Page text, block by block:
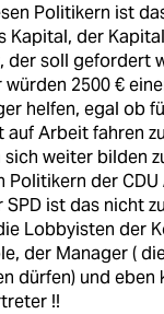
Politikern ist
Kapital, der
der soll gefordert
würden 2500 €
helfen, egal ob
auf Arbeit fahren
sich weiter bilden
Politikern der CDU
SPD ist das nicht
Lobbyisten der
der Manager (
dürfen) und eben
!!